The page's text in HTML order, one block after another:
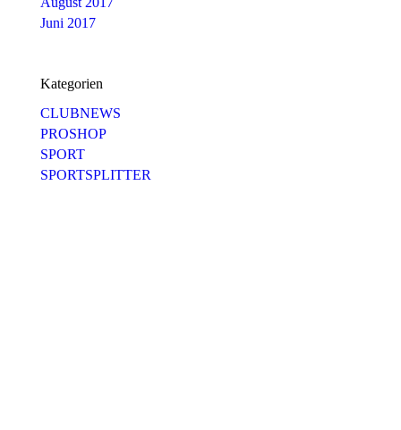
Juni 2017
Kategorien
CLUBNEWS
PROSHOP
SPORT
SPORTSPLITTER